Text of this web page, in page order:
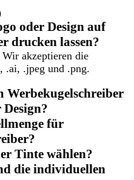
oder Design auf
drucken lassen?
akzeptieren die
.ai, .jpeg und .png.
Werbekugelschreiber
für
Tinte wählen?
die individuellen